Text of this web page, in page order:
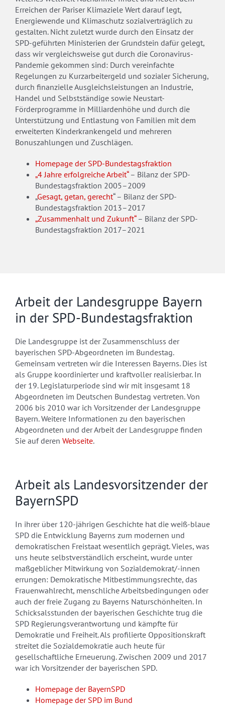
Erreichen der Pariser Klimaziele Wert darauf legt,
Energiewende und Klimaschutz sozialverträglich zu
gestalten. Nicht zuletzt wurde durch den Einsatz der
SPD-geführten Ministerien der Grundstein dafür gelegt,
dass wir vergleichsweise gut durch die Coronavirus-
Pandemie gekommen sind: Durch vereinfachte
Regelungen zu Kurzarbeitergeld und sozialer Sicherung,
durch finanzielle Ausgleichsleistungen an Industrie,
Handel und Selbstständige sowie Neustart-
Förderprogramme in Milliardenhöhe und durch die
Unterstützung und Entlastung von Familien mit dem
erweiterten Kinderkrankengeld und mehreren
Bonuszahlungen und Zuschlägen.
Homepage der SPD-Bundestagsfraktion
„4 Jahre erfolgreiche Arbeit“– Bilanz der SPD-
Bundestagsfraktion 2005–2009
„Gesagt, getan, gerecht“ – Bilanz der SPD-
Bundestagsfraktion 2013–2017
„Zusammenhalt und Zukunft“– Bilanz der SPD-
Bundestagsfraktion 2017–2021
Arbeit der Landesgruppe Bayern
in der SPD-Bundestagsfraktion
Die Landesgruppe ist der Zusammenschluss der
bayerischen SPD-Abgeordneten im Bundestag.
Gemeinsam vertreten wir die Interessen Bayerns. Dies ist
als Gruppe koordinierter und kraftvoller realisierbar. In
der 19. Legislaturperiode sind wir mit insgesamt 18
Abgeordneten im Deutschen Bundestag vertreten. Von
2006 bis 2010 war ich Vorsitzender der Landesgruppe
Bayern. Weitere Informationen zu den bayerischen
Abgeordneten und der Arbeit der Landesgruppe finden
Sie auf deren Webseite.
Arbeit als Landesvorsitzender der
BayernSPD
In ihrer über 120-jährigen Geschichte hat die weiß-blaue
SPD die Entwicklung Bayerns zum modernen und
demokratischen Freistaat wesentlich geprägt. Vieles, was
uns heute selbstverständlich erscheint, wurde unter
maßgeblicher Mitwirkung von Sozialdemokrat/-innen
errungen: Demokratische Mitbestimmungsrechte, das
Frauenwahlrecht, menschliche Arbeitsbedingungen oder
auch der freie Zugang zu Bayerns Naturschönheiten. In
Schicksalsstunden der bayerischen Geschichte trug die
SPD Regierungsverantwortung und kämpfte für
Demokratie und Freiheit. Als profilierte Oppositionskraft
streitet die Sozialdemokratie auch heute für
gesellschaftliche Erneuerung. Zwischen 2009 und 2017
war ich Vorsitzender der bayerischen SPD.
Homepage der BayernSPD
Homepage der SPD im Bund